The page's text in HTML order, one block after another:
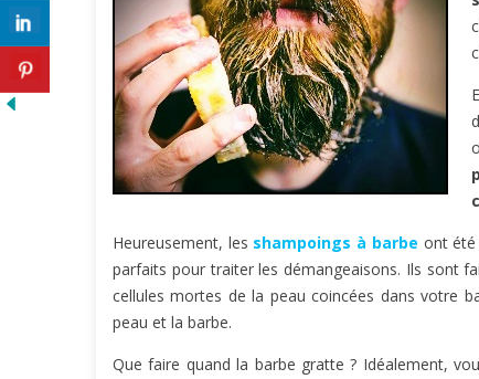
Heureusement, les shampoings à barbe ont été
parfaits pour traiter les démangeaisons. Ils sont
cellules mortes de la peau coincées dans votre
peau et la barbe.
Que faire quand la barbe gratte ? Idéalement,